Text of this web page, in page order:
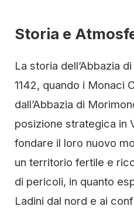
Storia e
La storia dell’Abbazia
1142, quando i Monaci
dall’Abbazia di
posizione strategica in
fondare il loro nuovo
un territorio fertile e
di pericoli, in quanto
Ladini dal nord e ai